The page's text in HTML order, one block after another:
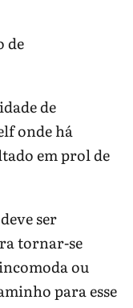
de
de
onde há
em prol de
ser
tornar-se
ou
para esse